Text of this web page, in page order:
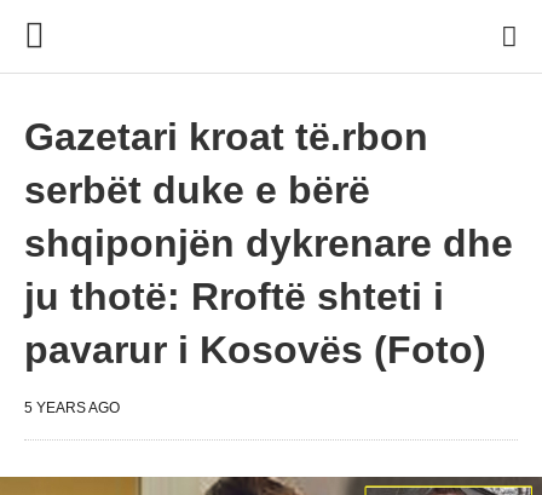
Gazetari kroat të.rbon
serbët duke e bërë
shqiponjën dykrenare dhe
ju thotë: Rroftë shteti i
pavarur i Kosovës (Foto)
5 YEARS AGO